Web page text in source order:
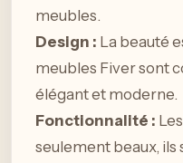
meubles.
Design : La beauté
meubles Fiver sont
élégant et moderne.
Fonctionnalité :
seulement beaux, ils